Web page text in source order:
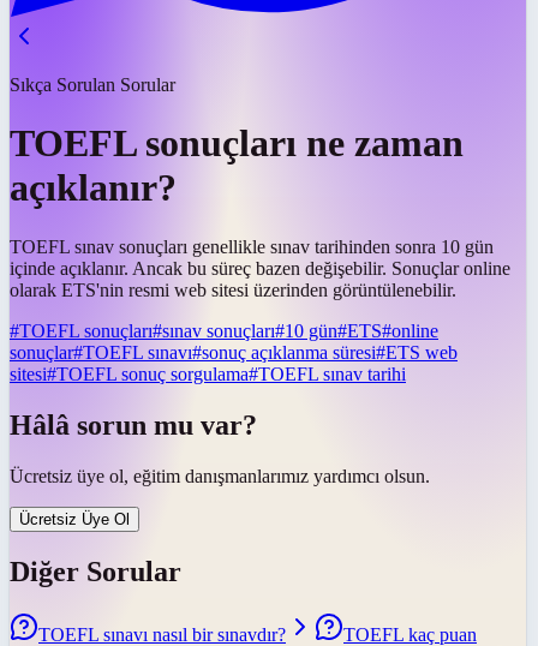
Sıkça Sorulan Sorular
TOEFL sonuçları ne zaman
açıklanır?
TOEFL sınav sonuçları genellikle sınav tarihinden sonra 10 gün
içinde açıklanır. Ancak bu süreç bazen değişebilir. Sonuçlar online
olarak ETS'nin resmi web sitesi üzerinden görüntülenebilir.
#TOEFL sonuçları#sınav sonuçları#10 gün#ETS#online
sonuçlar#TOEFL sınavı#sonuç açıklanma süresi#ETS web
sitesi#TOEFL sonuç sorgulama#TOEFL sınav tarihi
Hâlâ sorun mu var?
Ücretsiz üye ol, eğitim danışmanlarımız yardımcı olsun.
Ücretsiz Üye Ol
Diğer Sorular
TOEFL sınavı nasıl bir sınavdır?
TOEFL kaç puan